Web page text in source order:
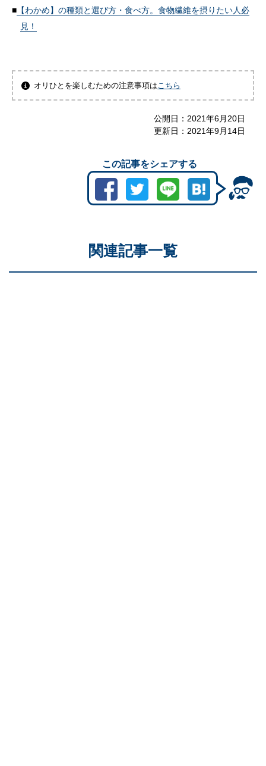
【わかめ】の種類と選び方・食べ方。食物繊維を摂りたい人必
見！
オリひとを楽しむための注意事項はこちら
公開日： 2021年6月20日
更新日： 2021年9月14日
この記事をシェアする
関連記事一覧